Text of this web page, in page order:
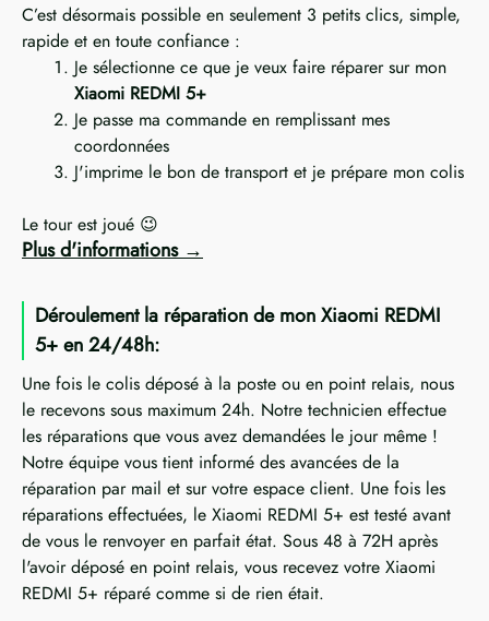
C’est désormais possible en seulement 3 petits clics, simple,
rapide et en toute confiance :
Je sélectionne ce que je veux faire réparer sur mon
Xiaomi REDMI 5+
Je passe ma commande en remplissant mes
coordonnées
J'imprime le bon de transport et je prépare mon colis
Le tour est joué 😉
Plus d'informations
Déroulement la réparation de mon Xiaomi REDMI
5+ en 24/48h:
Une fois le colis déposé à la poste ou en point relais, nous
le recevons sous maximum 24h. Notre technicien effectue
les réparations que vous avez demandées le jour même !
Notre équipe vous tient informé des avancées de la
réparation par mail et sur votre espace client. Une fois les
réparations effectuées, le Xiaomi REDMI 5+ est testé avant
de vous le renvoyer en parfait état. Sous 48 à 72H après
l'avoir déposé en point relais, vous recevez votre Xiaomi
REDMI 5+ réparé comme si de rien était.